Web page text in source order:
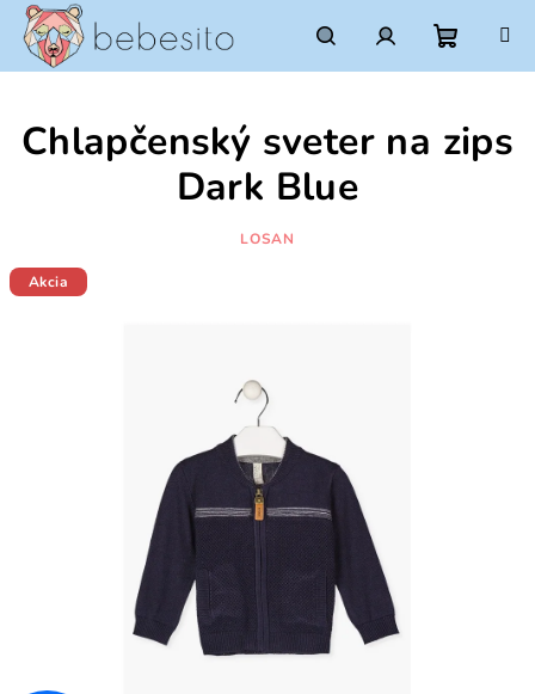
Prejsť
obsah
HľadaťPrihlásenie
košík
Chlapčenský sveter na zips
Dark Blue
LOSAN
Akcia